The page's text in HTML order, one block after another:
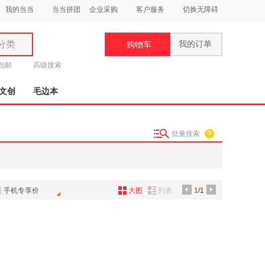
我的当当 当当拼团 企业采购 客户服务 切换无障碍
类
邮 高级搜索
购物车 我的订单
创 毛边本
批量搜索
手机专享价 1/1
大图 列表